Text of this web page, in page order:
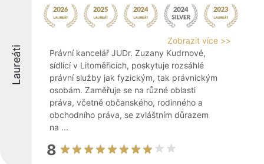
Laureáti
Zobrazit více >>
Právní kancelář JUDr. Zuzany Kudrnové,
sídlící v Litoměřicích, poskytuje rozsáhlé
právní služby jak fyzickým, tak právnickým
osobám. Zaměřuje se na různé oblasti
práva, včetně občanského, rodinného a
obchodního práva, se zvláštním důrazem
na ...
8